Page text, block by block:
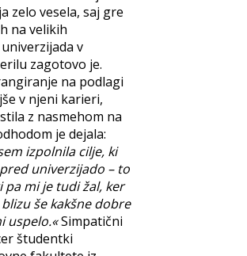
zelo vesela, saj gre
na velikih
v
zagotovo je.
na podlagi
v njeni karieri,
z nasmehom na
je dejala:
izpolnila cilje, ki
univerzijado – to
pa mi je tudi žal, ker
še kakšne dobre
uspelo.«Simpatični
študentki